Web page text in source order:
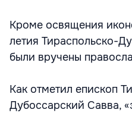
Кроме освящения
летия Тираспольско-
были вручены
Как отметил епископ
Дубоссарский Савва,